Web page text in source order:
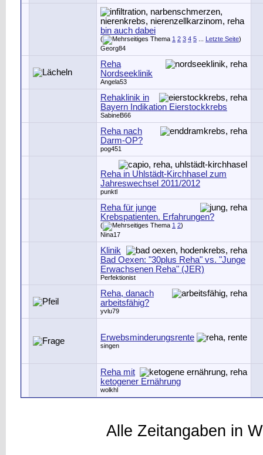
bin auch dabei
( 1 2 3 4 5 Letzte Seite)
Georg84
Reha
Nordseeklinik
Angela53
Rehaklinik in
Bayern Indikation Eierstockkrebs
SabineB66
Reha nach
Darm-OP?
pog451
Reha in Uhlstädt-Kirchhasel zum
Jahreswechsel 2011/2012
punktl
Reha für junge
Krebspatienten. Erfahrungen?
( 1 2)
Nina17
Klinik
Bad Oexen: "30plus Reha" vs. "Junge
Erwachsenen Reha" (JER)
Perfektionist
Reha, danach
arbeitsfähig?
yvlu79
Erwebsminderungsrente
singen
Reha mit
ketogener Ernährung
wolkhl
Alle Zeitangaben in